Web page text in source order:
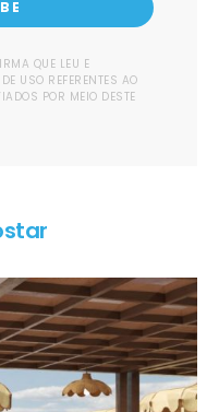
QUE LEU E
USO REFERENTES AO
POR MEIO DESTE